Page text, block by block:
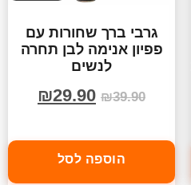
גרבי ברך שחורות עם
פפיון אנימה לבן תחרה
לנשים
₪39.90
₪29.90
הוספה לסל